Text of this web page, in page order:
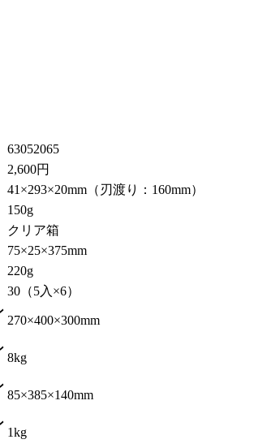
63052065
2,600円
41×293×20mm（刃渡り：160mm）
150g
クリア箱
75×25×375mm
220g
30（5入×6）
270×400×300mm
8kg
85×385×140mm
1kg